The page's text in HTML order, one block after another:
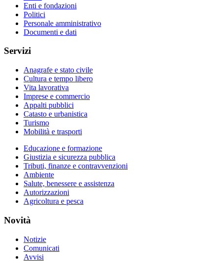
Enti e fondazioni
Politici
Personale amministrativo
Documenti e dati
Servizi
Anagrafe e stato civile
Cultura e tempo libero
Vita lavorativa
Imprese e commercio
Appalti pubblici
Catasto e urbanistica
Turismo
Mobilità e trasporti
Educazione e formazione
Giustizia e sicurezza pubblica
Tributi, finanze e contravvenzioni
Ambiente
Salute, benessere e assistenza
Autorizzazioni
Agricoltura e pesca
Novità
Notizie
Comunicati
Avvisi